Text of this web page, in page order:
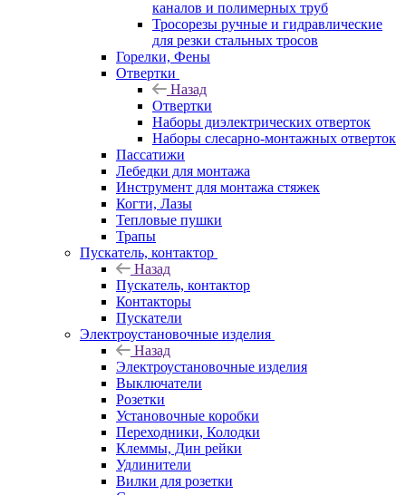
каналов и полимерных труб
Тросорезы ручные и гидравлические
для резки стальных тросов
Горелки, Фены
Отвертки
Назад
Отвертки
Наборы диэлектрических отверток
Наборы слесарно-монтажных отверток
Пассатижи
Лебедки для монтажа
Инструмент для монтажа стяжек
Когти, Лазы
Тепловые пушки
Трапы
Пускатель, контактор
Назад
Пускатель, контактор
Контакторы
Пускатели
Электроустановочные изделия
Назад
Электроустановочные изделия
Выключатели
Розетки
Установочные коробки
Переходники, Колодки
Клеммы, Дин рейки
Удлинители
Вилки для розетки